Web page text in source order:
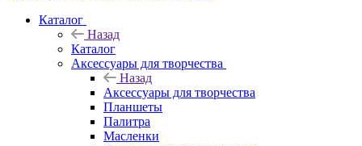
Каталог
Назад
Каталог
Аксессуары для творчества
Назад
Аксессуары для творчества
Планшеты
Палитра
Масленки